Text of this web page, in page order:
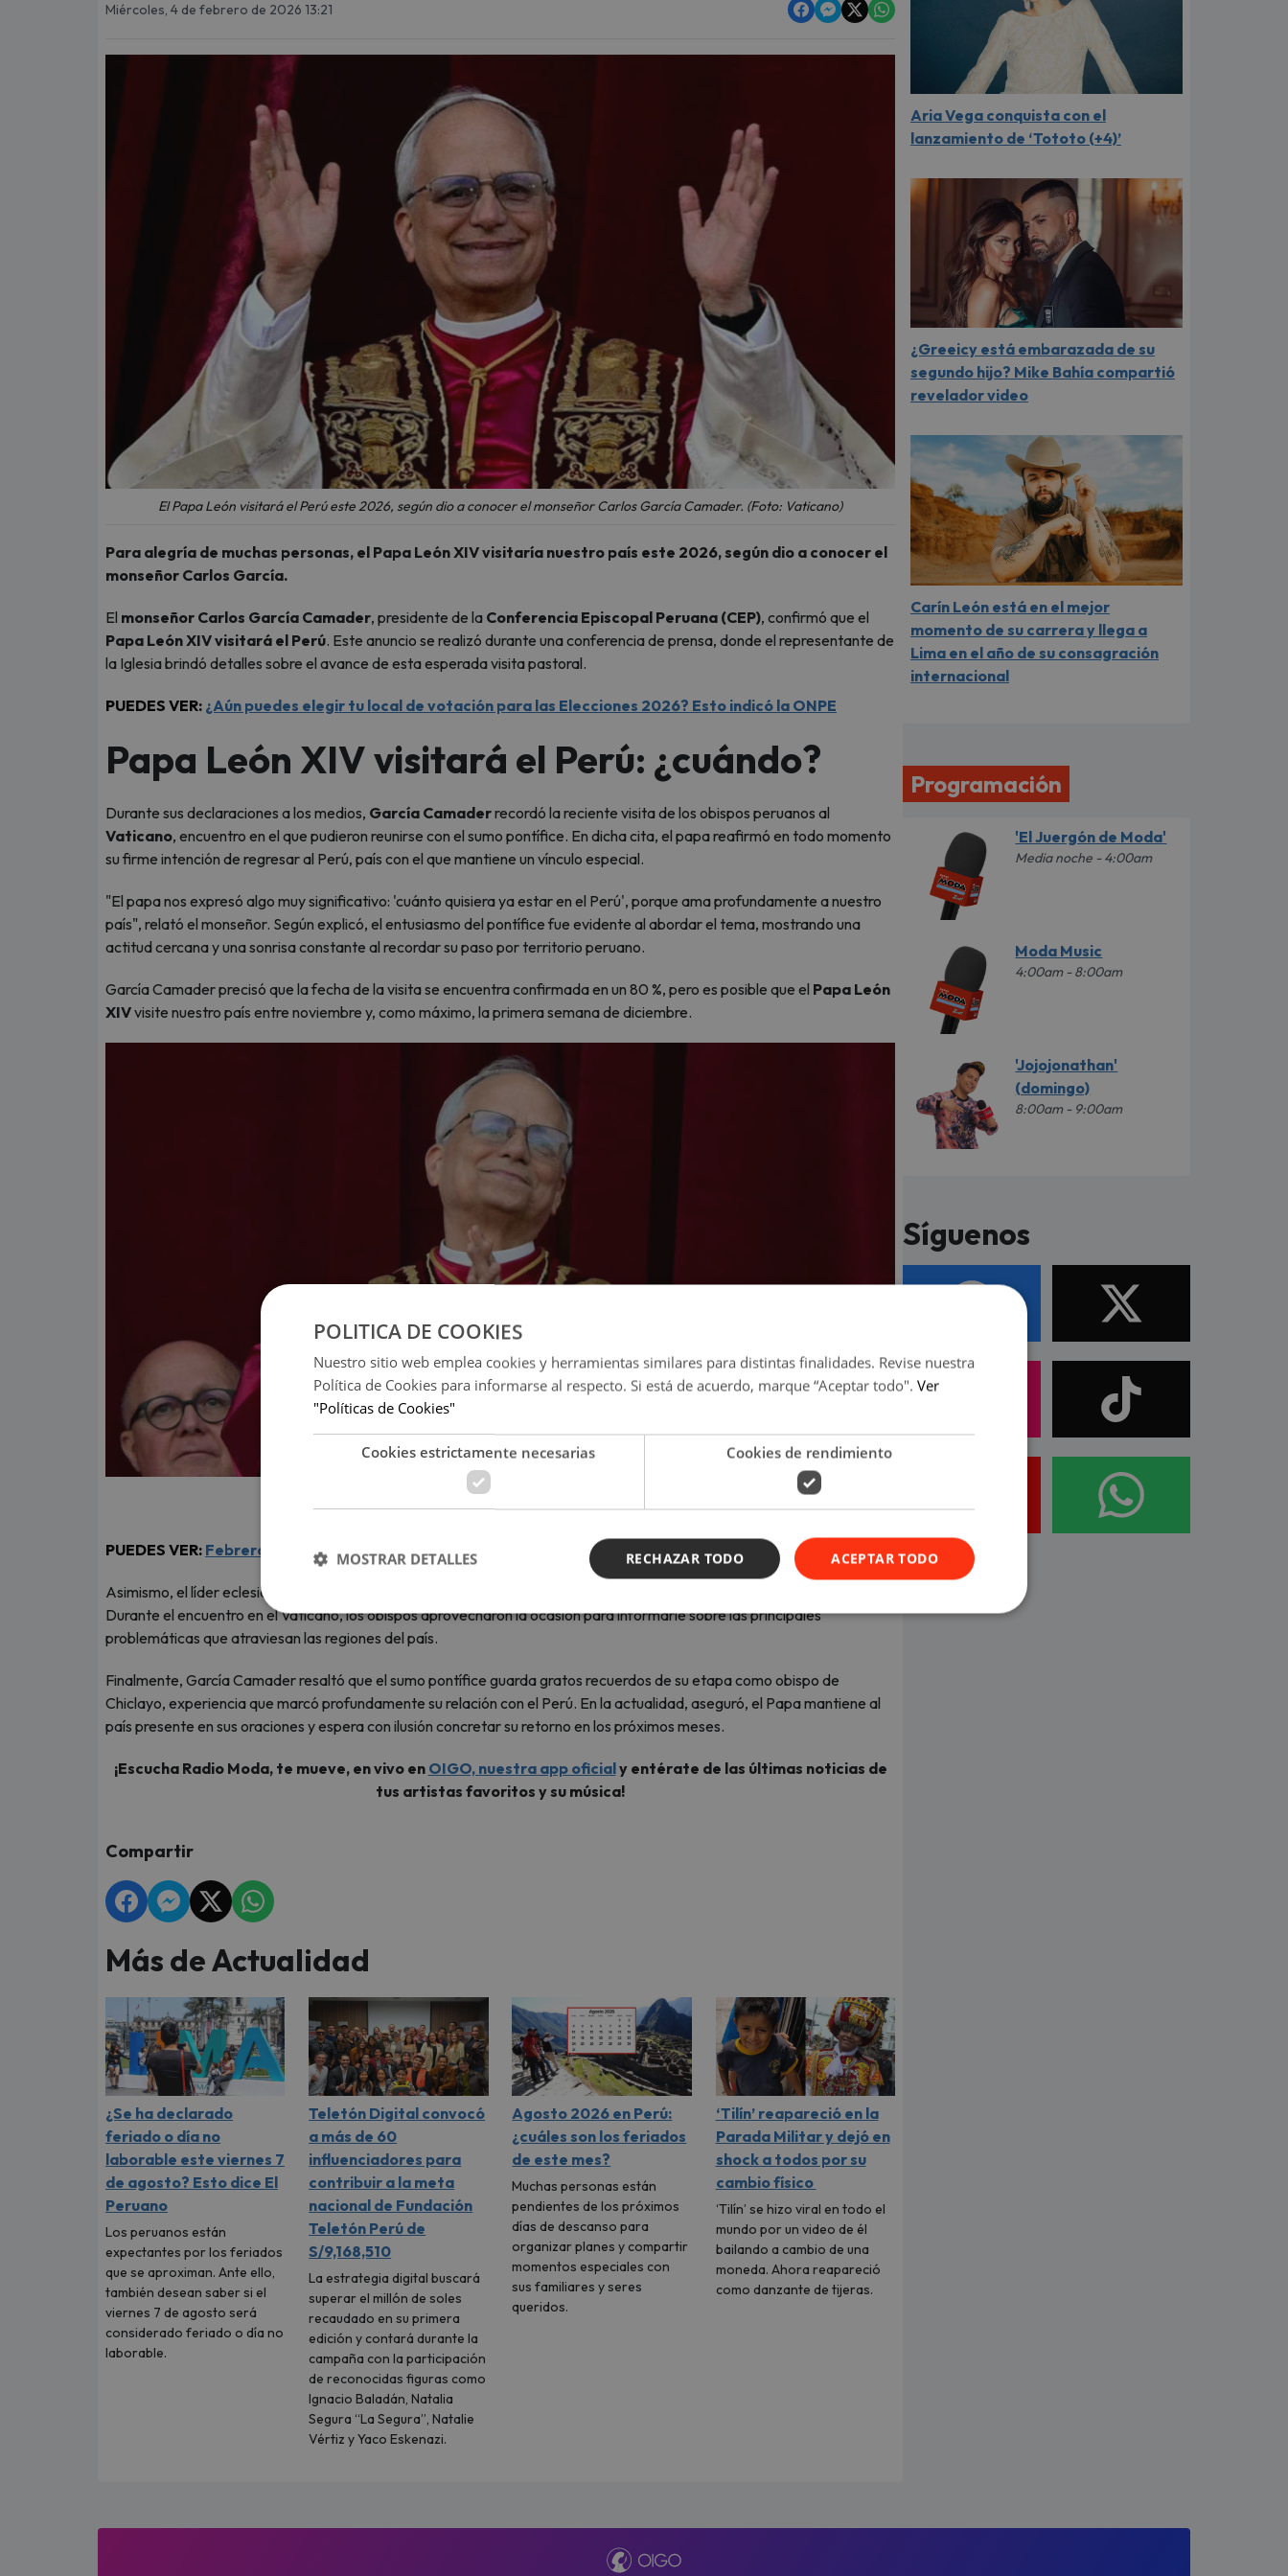
Miércoles, 4 de febrero de 2026 13:21
El Papa León visitará el Perú este 2026, según dio a conocer el monseñor Carlos García Camader. (Foto: Vaticano)
Para alegría de muchas personas, el Papa León XIV visitaría nuestro país este 2026, según dio a conocer el
monseñor Carlos García.
El monseñor Carlos García Camader, presidente de la Conferencia Episcopal Peruana (CEP), confirmó que el
Papa León XIV visitará el Perú. Este anuncio se realizó durante una conferencia de prensa, donde el representante de
la Iglesia brindó detalles sobre el avance de esta esperada visita pastoral.
PUEDES VER: ¿Aún puedes elegir tu local de votación para las Elecciones 2026? Esto indicó la ONPE
Papa León XIV visitará el Perú: ¿cuándo?
Durante sus declaraciones a los medios, García Camaderrecordó la reciente visita de los obispos peruanos al
Vaticano, encuentro en el que pudieron reunirse con el sumo pontífice. En dicha cita, el papa reafirmó en todo momento
su firme intención de regresar al Perú, país con el que mantiene un vínculo especial.
"El papa nos expresó algo muy significativo: 'cuánto quisiera ya estar en el Perú', porque ama profundamente a nuestro
país", relató el monseñor. Según explicó, el entusiasmo del pontífice fue evidente al abordar el tema, mostrando una
actitud cercana y una sonrisa constante al recordar su paso por territorio peruano.
García Camader precisó que la fecha de la visita se encuentra confirmada en un 80 %, pero es posible que el Papa León
XIVvisite nuestro país entre noviembre y, como máximo, la primera semana de diciembre.
(FOTO: Vaticano)
PUEDES VER: Febrero 2026: ¿cuáles son los feriados de este mes?
Asimismo, el líder eclesiástico destacó que
Durante el encuentro en el Vaticano, los obispos aprovecharon la ocasión para informarle sobre las principales
problemáticas que atraviesan las regiones del país.
Finalmente, García Camader resaltó que el sumo pontífice guarda gratos recuerdos de su etapa como obispo de
Chiclayo, experiencia que marcó profundamente su relación con el Perú. En la actualidad, aseguró, el Papa mantiene al
país presente en sus oraciones y espera con ilusión concretar su retorno en los próximos meses.
¡Escucha Radio Moda, te mueve, en vivo en OIGO, nuestra app oficialy entérate de las últimas noticias de
tus artistas favoritos y su música!
Compartir
Más de Actualidad
¿Se ha declarado
feriado o día no
laborable este viernes 7
de agosto? Esto dice El
Peruano
Los peruanos están
expectantes por los feriados
que se aproximan. Ante ello,
también desean saber si el
viernes 7 de agosto será
considerado feriado o día no
laborable.
Teletón Digital convocó
a más de 60
influenciadores para
contribuir a la meta
nacional de Fundación
Teletón Perú de
S/9,168,510
La estrategia digital buscará
superar el millón de soles
recaudado en su primera
edición y contará durante la
campaña con la participación
de reconocidas figuras como
Ignacio Baladán, Natalia
Segura “La Segura”, Natalie
Vértiz y Yaco Eskenazi.
Agosto 2026 en Perú:
¿cuáles son los feriados
de este mes?
Muchas personas están
pendientes de los próximos
días de descanso para
organizar planes y compartir
momentos especiales con
sus familiares y seres
queridos.
‘Tilín’ reapareció en la
Parada Militar y dejó en
shock a todos por su
cambio físico
‘Tilín’ se hizo viral en todo el
mundo por un video de él
bailando a cambio de una
moneda. Ahora reapareció
como danzante de tijeras.
Aria Vega conquista con el
lanzamiento de ‘Tototo (+4)’
¿Greeicy está embarazada de su
segundo hijo? Mike Bahía compartió
revelador video
Carín León está en el mejor
momento de su carrera y llega a
Lima en el año de su consagración
internacional
Programación
'El Juergón de Moda'
Media noche - 4:00am
Moda Music
4:00am - 8:00am
'Jojojonathan'
(domingo)
8:00am - 9:00am
Síguenos
POLITICA DE COOKIES
Nuestro sitio web emplea cookies y herramientas similares para distintas finalidades. Revise nuestra
Política de Cookies para informarse al respecto. Si está de acuerdo, marque “Aceptar todo". Ver
"Políticas de Cookies"
Cookies estrictamente necesarias Cookies de rendimiento
ACEPTAR TODO
RECHAZAR TODO
MOSTRAR DETALLES